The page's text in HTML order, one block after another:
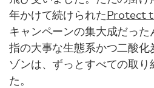
年かけて続けられたProtect
キャンペーンの集大成だっ
指の大事な生態系かつ二酸
ゾンは、ずっとすべての取り
た。